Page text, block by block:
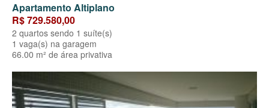
Apartamento Altiplano
R$ 729.580,00
2 quartos sendo 1 suíte(s)
1 vaga(s) na garagem
66.00 m² de área privativa